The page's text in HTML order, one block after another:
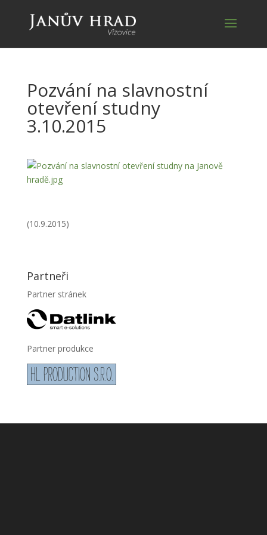
Pozvání na slavnostní
otevření studny
3.10.2015
(10.9.2015)
Partneři
Partner stránek
Partner produkce